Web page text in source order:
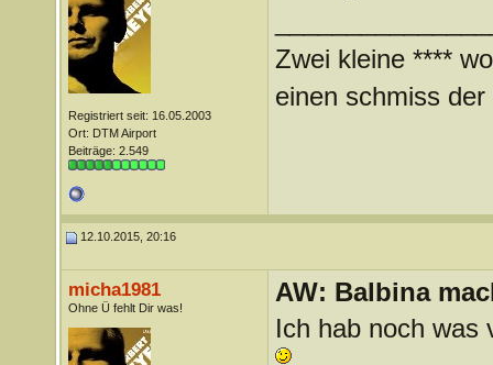
Registriert seit: 16.05.2003
Ort: DTM Airport
Beiträge: 2.549
Zwei kleine ****
einen schmiss
12.10.2015, 20:16
micha1981
Ohne Ü fehlt Dir was!
AW: Balbina
Ich hab noch was